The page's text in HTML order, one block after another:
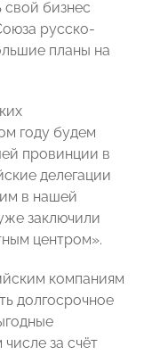
свой бизнес
русско-
планы на
году будем
провинции в
делегации
в нашей
заключили
центром».
компаниям
долгосрочное
за счёт